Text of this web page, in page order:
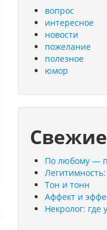
вопрос
интересное
новости
пожелание
полезное
юмор
По любому —
Легитимность:
Тон и тонн
Аффект и
Некролог: где